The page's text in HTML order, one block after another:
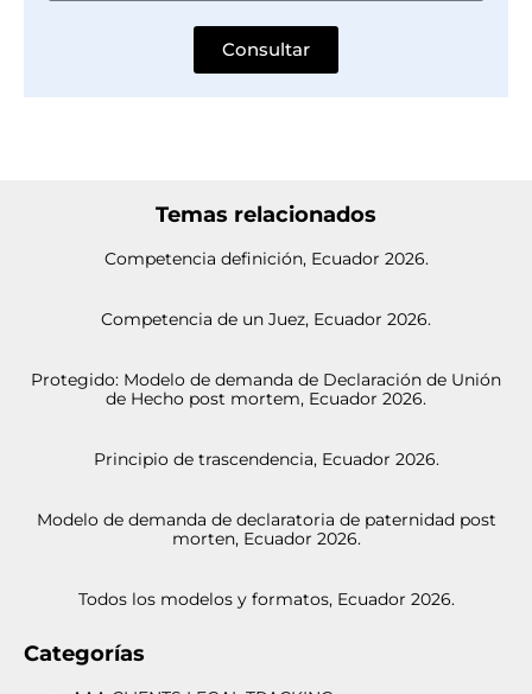
Consultar
Temas relacionados
Competencia definición, Ecuador 2026.
Competencia de un Juez, Ecuador 2026.
Protegido: Modelo de demanda de Declaración de Unión
de Hecho post mortem, Ecuador 2026.
Principio de trascendencia, Ecuador 2026.
Modelo de demanda de declaratoria de paternidad post
morten, Ecuador 2026.
Todos los modelos y formatos, Ecuador 2026.
Categorías